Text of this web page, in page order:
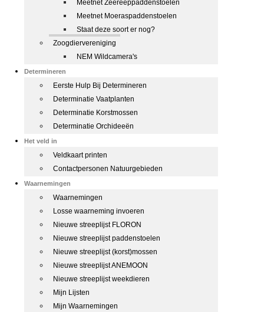
Meetnet Zeereeppaddenstoelen
Meetnet Moeraspaddenstoelen
Staat deze soort er nog?
Zoogdiervereniging
NEM Wildcamera's
Determineren
Eerste Hulp Bij Determineren
Determinatie Vaatplanten
Determinatie Korstmossen
Determinatie Orchideeën
Het veld in
Veldkaart printen
Contactpersonen Natuurgebieden
Waarnemingen
Waarnemingen
Losse waarneming invoeren
Nieuwe streeplijst FLORON
Nieuwe streeplijst paddenstoelen
Nieuwe streeplijst (korst)mossen
Nieuwe streeplijst ANEMOON
Nieuwe streeplijst weekdieren
Mijn Lijsten
Mijn Waarnemingen